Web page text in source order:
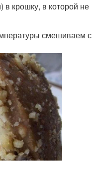
крошку, в которой не
смешиваем с